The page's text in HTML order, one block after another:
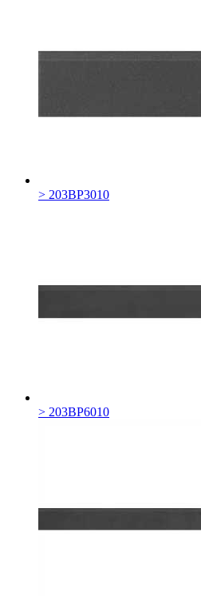
> 203BP3010
> 203BP6010